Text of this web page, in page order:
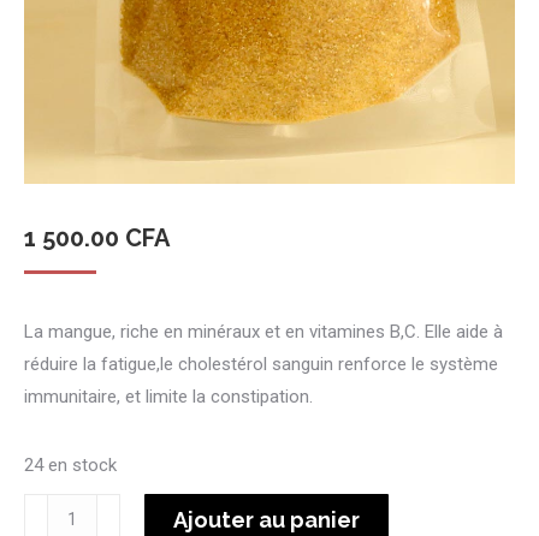
1 500.00 CFA
La mangue, riche en minéraux et en vitamines B,C. Elle aide à
réduire la fatigue,le cholestérol sanguin renforce le système
immunitaire, et limite la constipation.
24 en stock
quantité
Ajouter au panier